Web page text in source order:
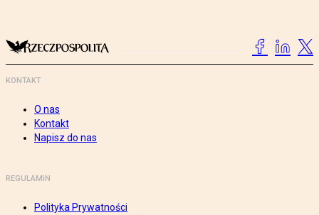
KONTAKT
O nas
Kontakt
Napisz do nas
REGULAMIN
Polityka Prywatności